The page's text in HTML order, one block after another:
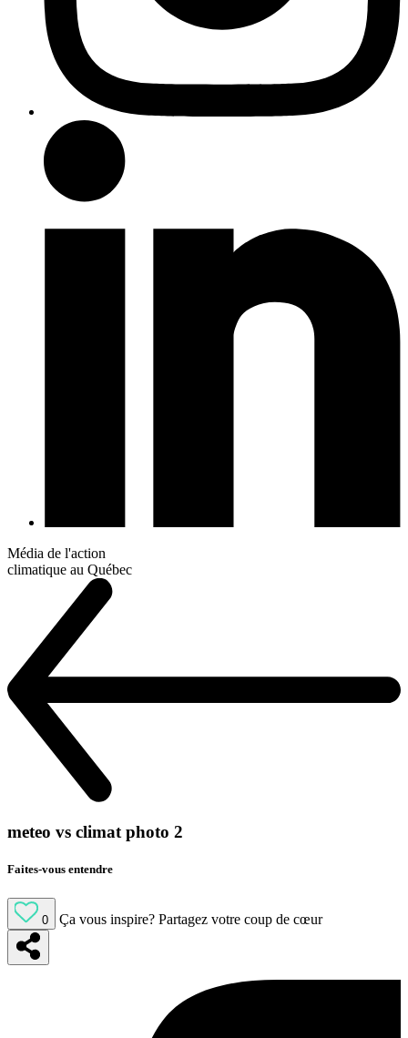
Média de l'action
climatique au Québec
meteo vs climat photo 2
Faites-vous entendre
0 Ça vous inspire? Partagez votre coup de cœur